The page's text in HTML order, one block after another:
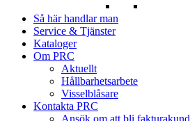
Så här handlar man
Service & Tjänster
Kataloger
Om PRC
Aktuellt
Hållbarhetsarbete
Visselblåsare
Kontakta PRC
Ansök om att bli fakturakund